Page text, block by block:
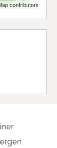
contributors